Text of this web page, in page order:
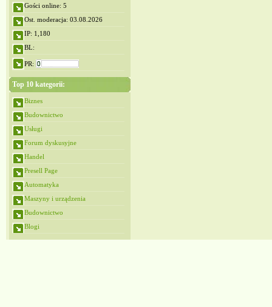
Gości online: 5
Ost. moderacja: 03.08.2026
IP: 1,180
BL:
PR:
Top 10 kategorii:
Biznes
Budownictwo
Usługi
Forum dyskusyjne
Handel
Presell Page
Automatyka
Maszyny i urządzenia
Budownictwo
Blogi